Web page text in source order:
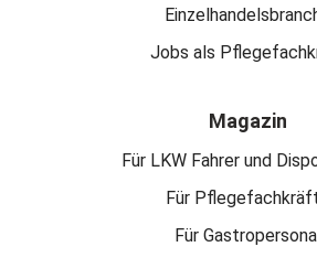
Jobs als
Magazin
Für LKW Fahrer und
Für
Für Gastropersonal